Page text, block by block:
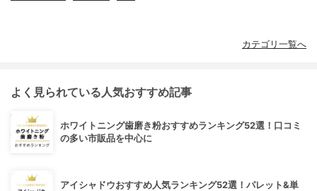
カテゴリ一覧へ
よく見られている人気おすすめ記事
ホワイトニング歯磨き粉おすすめランキング52選！口コミ
の多い市販品を中心に
アイシャドウおすすめ人気ランキング52選！パレット&単